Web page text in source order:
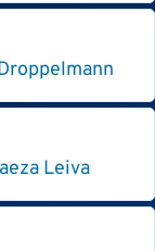
Leiva